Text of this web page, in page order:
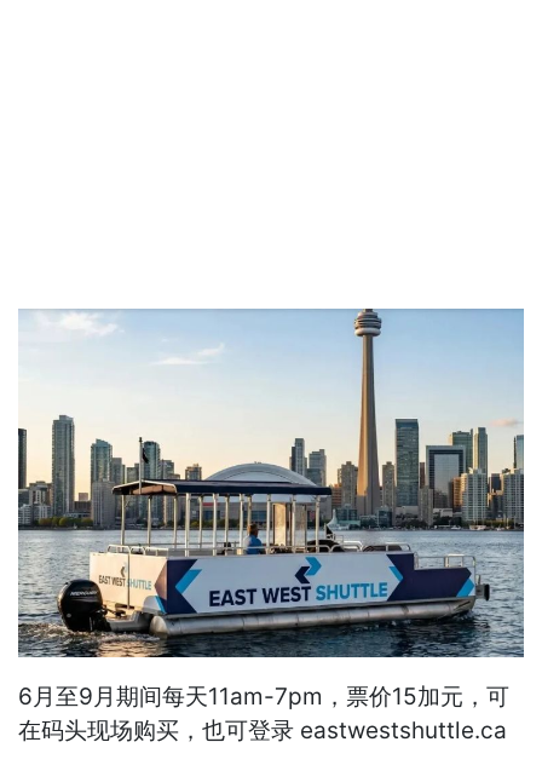
6月至9月期间每天11am-7pm，票价15加元，可
在码头现场购买，也可登录 eastwestshuttle.ca